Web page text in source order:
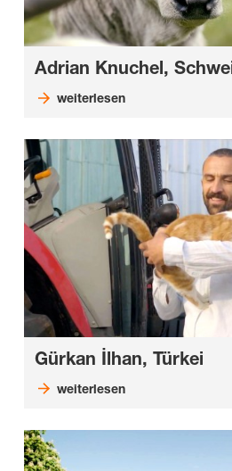
Adrian Knuchel,
weiterlesen
Gürkan İlhan, Türkei
weiterlesen